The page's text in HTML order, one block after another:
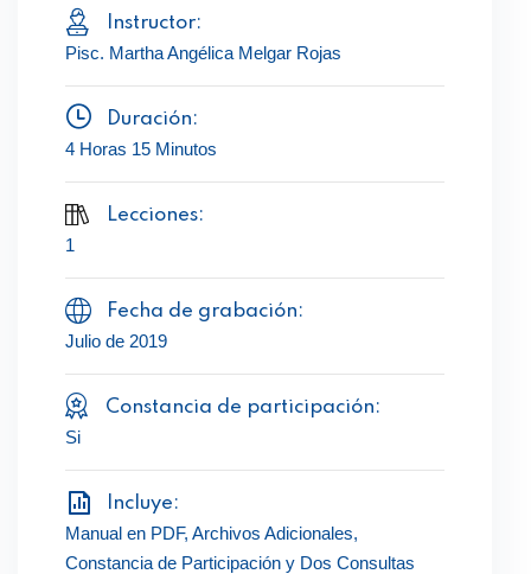
Instructor:
Pisc. Martha Angélica Melgar Rojas
Duración:
4 Horas 15 Minutos
Lecciones:
1
Fecha de grabación:
Julio de 2019
Constancia de participación:
Si
Incluye:
Manual en PDF, Archivos Adicionales,
Constancia de Participación y Dos Consultas